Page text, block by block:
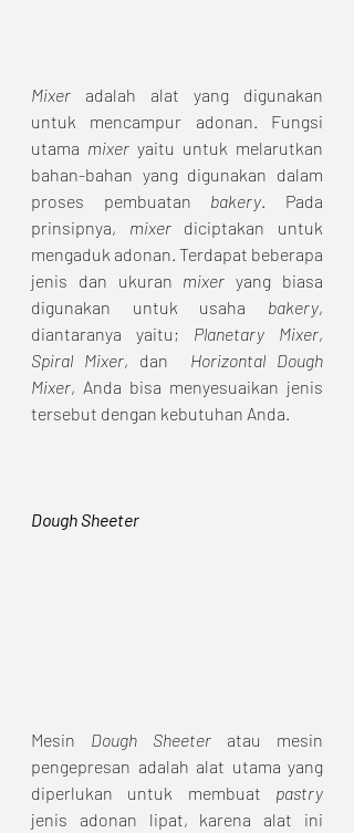
Mixer adalah alat yang digunakan
untuk mencampur adonan. Fungsi
utama mixer yaitu untuk melarutkan
bahan-bahan yang digunakan dalam
proses pembuatan bakery . Pada
prinsipnya, mixer diciptakan untuk
mengaduk adonan. Terdapat beberapa
jenis dan ukuran mixer yang biasa
digunakan untuk usaha bakery,
diantaranya yaitu; Planetary Mixer
Spiral Mixer, dan Horizontal Dough
Mixer, Anda bisa menyesuaikan jenis
tersebut dengan kebutuhan Anda.
Dough Sheeter
Mesin Dough Sheeter atau mesin
pengepresan adalah alat utama yang
diperlukan untuk membuat pastry
jenis adonan lipat, karena alat ini